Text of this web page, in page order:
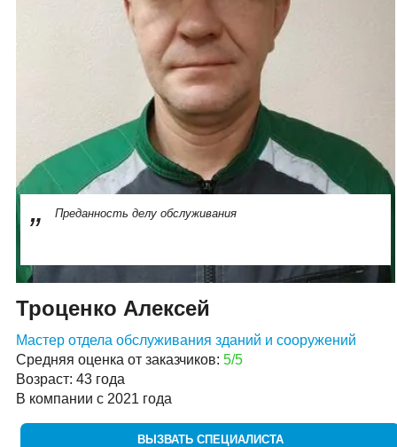
Преданность делу обслуживания
Троценко Алексей
Мастер отдела обслуживания зданий и сооружений
Средняя оценка от заказчиков: 5/5
Возраст: 43 года
В компании с 2021 года
ВЫЗВАТЬ СПЕЦИАЛИСТА